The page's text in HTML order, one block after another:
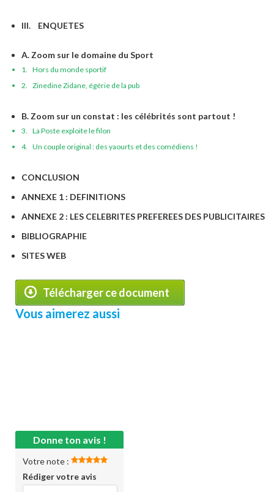
III. ENQUETES
A. Zoom sur le domaine du Sport
1. Hors du monde sportif
2. Zinedine Zidane, égérie de la pub
B. Zoom sur un constat : les célébrités sont partout !
3. La Poste exploite le filon
4. Un couple original : des yaourts et des comédiens !
CONCLUSION
ANNEXE 1 : DEFINITIONS
ANNEXE 2 : LES CELEBRITES PREFEREES DES PUBLICITAIRES
BIBLIOGRAPHIE
SITES WEB
Télécharger ce document
Vous aimerez aussi
Donne ton avis !
Votre note :
Rédiger votre avis